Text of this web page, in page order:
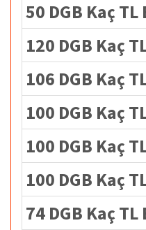
50 DGB Kaç TL
120 DGB Kaç
106 DGB Kaç
100 DGB Kaç
100 DGB Kaç
100 DGB Kaç
74 DGB Kaç TL